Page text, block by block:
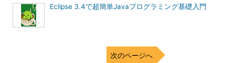
Eclipse 3.4で超簡単Javaプログラミング基礎入門
次のページへ